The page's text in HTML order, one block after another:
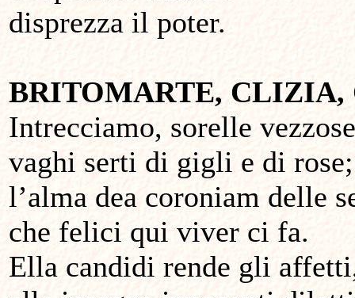
disprezza il poter.
BRITOMARTE, CLIZIA,
Intrecciamo, sorelle
vaghi serti di gigli e di rose;
l’alma dea coroniam delle
che felici qui viver ci fa.
Ella candidi rende gli